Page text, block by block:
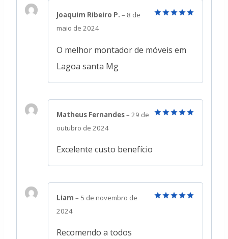
Joaquim Ribeiro P. – 8 de
maio de 2024
O melhor montador de móveis em
Lagoa santa Mg
Matheus Fernandes– 29 de
outubro de 2024
Excelente custo benefício
Liam – 5 de novembro de
2024
Recomendo a todos